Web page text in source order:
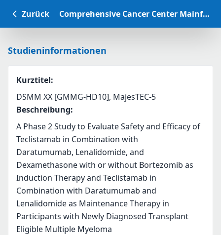
Zurück Comprehensive Cancer Center Mainfranken Studiendatenbank
Studieninformationen
Kurztitel:
DSMM XX [GMMG-HD10], MajesTEC-5
Beschreibung:
A Phase 2 Study to Evaluate Safety and Efficacy of
Teclistamab in Combination with
Daratumumab, Lenalidomide, and
Dexamethasone with or without Bortezomib as
Induction Therapy and Teclistamab in
Combination with Daratumumab and
Lenalidomide as Maintenance Therapy in
Participants with Newly Diagnosed Transplant
Eligible Multiple Myeloma